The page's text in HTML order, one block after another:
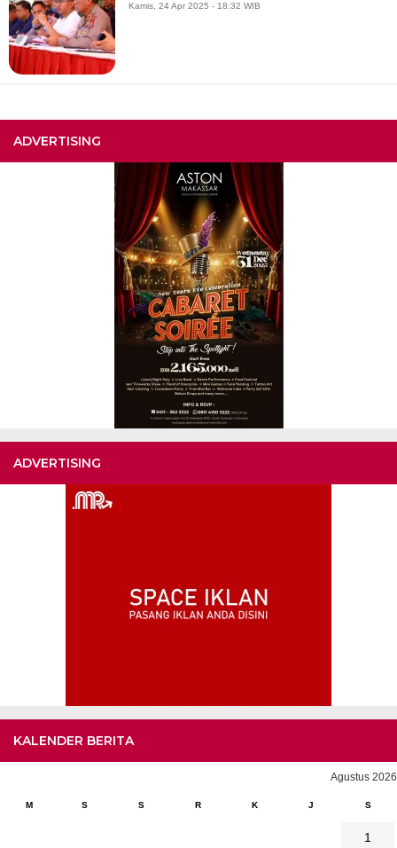
ADVERTISING
ADVERTISING
KALENDER BERITA
Agustus 2026
M S S R K J S
1
Kamis, 24 Apr 2025 - 18:32 WIB